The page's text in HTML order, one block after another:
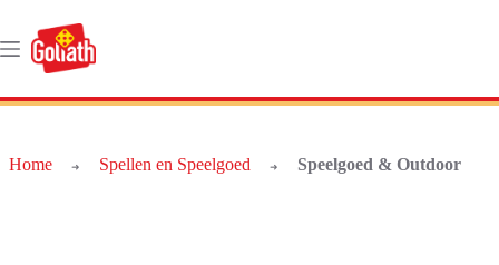
de
inhoud
Home ➜ Spellen en Speelgoed ➜ Speelgoed & Outdoor